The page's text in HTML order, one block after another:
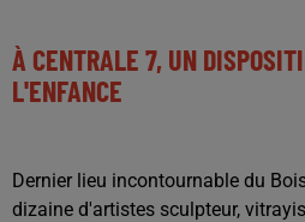
À CENTRALE 7, UN
L'ENFANCE
Dernier lieu incontournable du
dizaine d'artistes sculpteur,